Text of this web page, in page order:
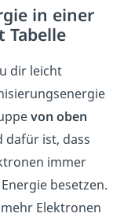
in einer
Tabelle
dir leicht
von oben
dafür ist, dass
immer
besetzen.
Elektronen